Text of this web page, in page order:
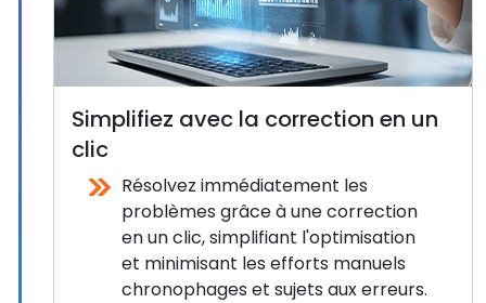
Simplifiez avec la correction en un
clic
Résolvez immédiatement les
problèmes grâce à une correction
en un clic, simplifiant l'optimisation
et minimisant les efforts manuels
chronophages et sujets aux erreurs.